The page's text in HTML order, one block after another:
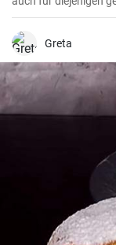
normale
Greta